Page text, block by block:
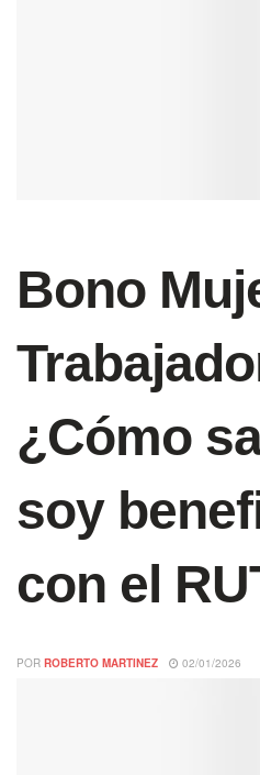
Bono
¿Cómo
soy
con el
POR ROBERTO MARTINEZ 02/01/2026